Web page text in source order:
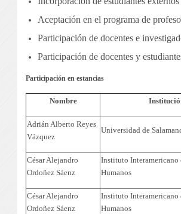
Aceptación en el programa de
Participación de docentes e
Participación de docentes y
Participación en estancias
Nombre
Adrián Alberto Reyes
Vázquez
Universidad de
César Alejandro
Ordoñez Sáenz
Instituto Interamericano
Humanos
César Alejandro
Ordoñez Sáenz
Instituto Interamericano
Humanos